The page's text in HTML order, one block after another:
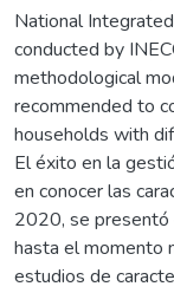
National
conducted by
methodological
recommended to
households with
El éxito en la
en conocer las
2020, se presentó
hasta el momento
estudios de